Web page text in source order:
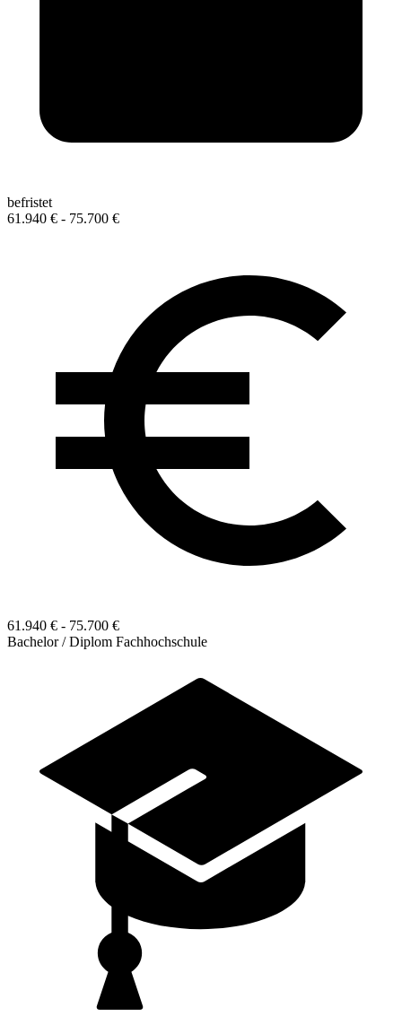
befristet
61.940 € - 75.700 €
61.940 € - 75.700 €
Bachelor / Diplom Fachhochschule